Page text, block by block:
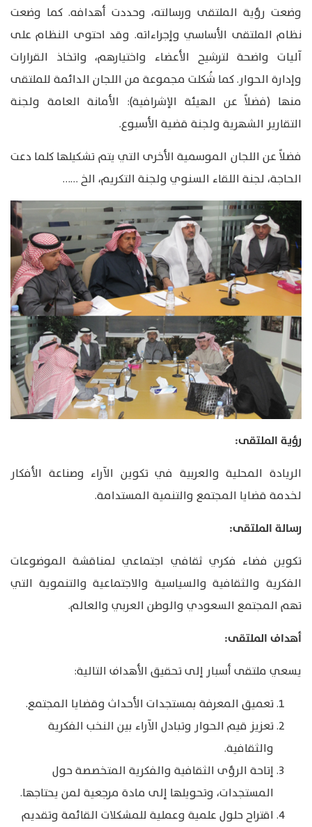
وضعت رؤية الملتقى ورسالته، وحددت أهدافه. كما وضعت
نظام الملتقى الأساسي وإجراءاته. وقد احتوى النظام على
آليات واضحة لترشيح الأعضاء واختيارهم، واتخاذ القرارات
وإدارة الحوار. كما شُكلت مجموعة من اللجان الدائمة للملتقى
منها (فضلاً عن الهيئة الإشرافية): الأمانة العامة ولجنة
التقارير الشهرية ولجنة قضية الأسبوع.
فضلاً عن اللجان الموسمية الأخرى التي يتم تشكيلها كلما دعت
الحاجة، لجنة اللقاء السنوي ولجنة التكريم، الخ ……
رؤية الملتقى:
الريادة المحلية والعربية في تكوين الآراء وصناعة الأفكار
لخدمة قضايا المجتمع والتنمية المستدامة.
رسالة الملتقى:
تكوين فضاء فكري ثقافي اجتماعي لمناقشة الموضوعات
الفكرية والثقافية والسياسية والاجتماعية والتنموية التي
تهم المجتمع السعودي والوطن العربي والعالم.
أهداف الملتقى:
يسعي ملتقى أسبار إلى تحقيق الأهداف التالية:
تعميق المعرفة بمستجدات الأحداث وقضايا المجتمع.
تعزيز قيم الحوار وتبادل الآراء بين النخب الفكرية
والثقافية.
إتاحة الرؤى الثقافية والفكرية المتخصصة حول
المستجدات، وتحويلها إلى مادة مرجعية لمن يحتاجها.
اقتراح حلول علمية وعملية للمشكلات القائمة وتقديم